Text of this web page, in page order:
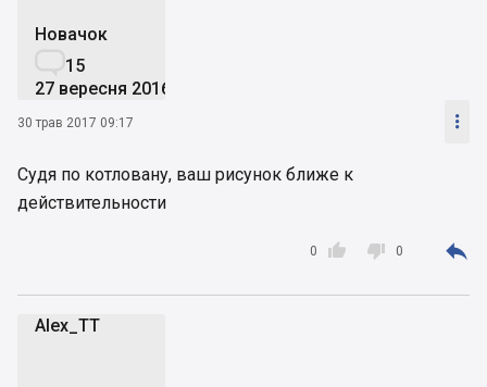
Новачок
15
27 вересня 2016
30 трав 2017 09:17 
Судя по котловану, ваш рисунок ближе к
действительности

0  0 
Alex_TT